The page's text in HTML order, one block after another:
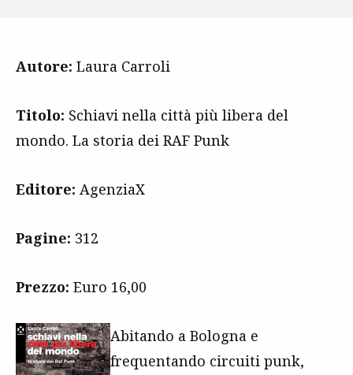
Autore: Laura Carroli
Titolo: Schiavi nella città più libera del
mondo. La storia dei RAF Punk
Editore: AgenziaX
Pagine: 312
Prezzo: Euro 16,00
Abitando a Bologna e
frequentando circuiti punk,